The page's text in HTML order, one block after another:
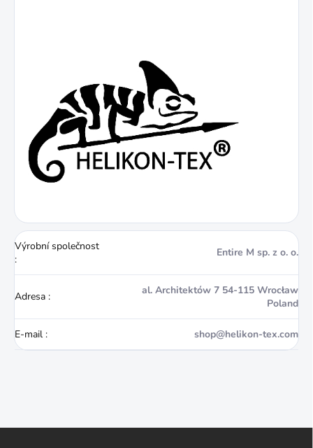
Výrobní společnost
:
Entire M sp. z o. o.
Adresa :
al. Architektów 7 54-115 Wrocław
Poland
E-mail : shop@helikon-tex.com